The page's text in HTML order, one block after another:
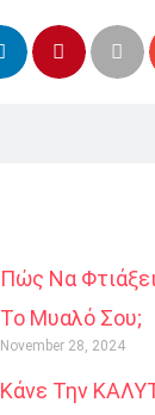
Πώς Να
Το Μυαλό Σου;
November 28, 2024
Κάνε Την